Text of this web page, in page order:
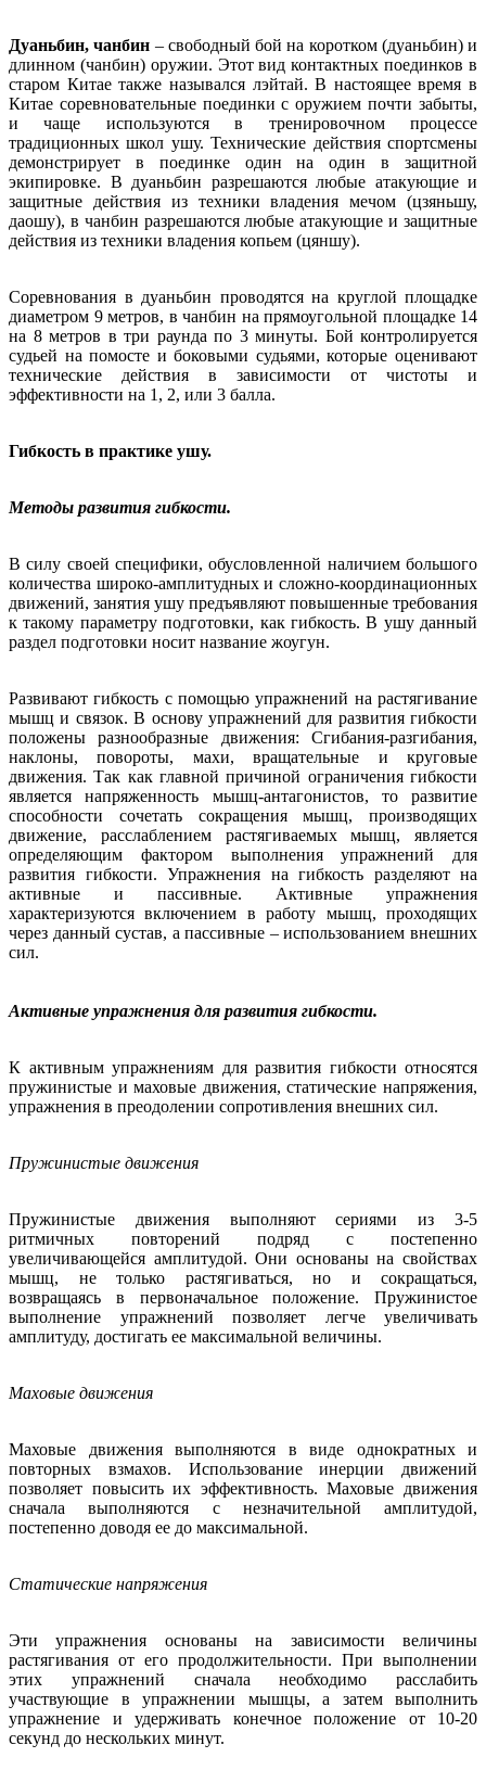
Дуаньбин, чанбин – свободный бой на коротком (дуаньбин) и
длинном (чанбин) оружии. Этот вид контактных поединков в
старом Китае также назывался лэйтай. В настоящее время в
Китае соревновательные поединки с оружием почти забыты,
и чаще используются в тренировочном процессе
традиционных школ ушу. Технические действия спортсмены
демонстрирует в поединке один на один в защитной
экипировке. В дуаньбин разрешаются любые атакующие и
защитные действия из техники владения мечом (цзяньшу,
даошу), в чанбин разрешаются любые атакующие и защитные
действия из техники владения копьем (цяншу).
Соревнования в дуаньбин проводятся на круглой площадке
диаметром 9 метров, в чанбин на прямоугольной площадке 14
на 8 метров в три раунда по 3 минуты. Бой контролируется
судьей на помосте и боковыми судьями, которые оценивают
технические действия в зависимости от чистоты и
эффективности на 1, 2, или 3 балла.
Гибкость в практике ушу.
Методы развития гибкости.
В силу своей специфики, обусловленной наличием большого
количества широко-амплитудных и сложно-координационных
движений, занятия ушу предъявляют повышенные требования
к такому параметру подготовки, как гибкость. В ушу данный
раздел подготовки носит название жоугун.
Развивают гибкость с помощью упражнений на растягивание
мышц и связок. В основу упражнений для развития гибкости
положены разнообразные движения: Сгибания-разгибания,
наклоны, повороты, махи, вращательные и круговые
движения. Так как главной причиной ограничения гибкости
является напряженность мышц-антагонистов, то развитие
способности сочетать сокращения мышц, производящих
движение, расслаблением растягиваемых мышц, является
определяющим фактором выполнения упражнений для
развития гибкости. Упражнения на гибкость разделяют на
активные и пассивные. Активные упражнения
характеризуются включением в работу мышц, проходящих
через данный сустав, а пассивные – использованием внешних
сил.
Активные упражнения для развития гибкости.
К активным упражнениям для развития гибкости относятся
пружинистые и маховые движения, статические напряжения,
упражнения в преодолении сопротивления внешних сил.
Пружинистые движения
Пружинистые движения выполняют сериями из 3-5
ритмичных повторений подряд с постепенно
увеличивающейся амплитудой. Они основаны на свойствах
мышц, не только растягиваться, но и сокращаться,
возвращаясь в первоначальное положение. Пружинистое
выполнение упражнений позволяет легче увеличивать
амплитуду, достигать ее максимальной величины.
Маховые движения
Маховые движения выполняются в виде однократных и
повторных взмахов. Использование инерции движений
позволяет повысить их эффективность. Маховые движения
сначала выполняются с незначительной амплитудой,
постепенно доводя ее до максимальной.
Статические напряжения
Эти упражнения основаны на зависимости величины
растягивания от его продолжительности. При выполнении
этих упражнений сначала необходимо расслабить
участвующие в упражнении мышцы, а затем выполнить
упражнение и удерживать конечное положение от 10-20
секунд до нескольких минут.